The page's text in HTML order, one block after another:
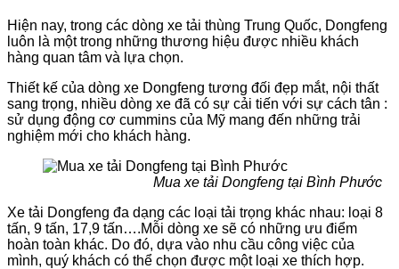
Hiện nay, trong các dòng xe tải thùng Trung Quốc, Dongfeng
luôn là một trong những thương hiệu được nhiều khách
hàng quan tâm và lựa chọn.
Thiết kế của dòng xe Dongfeng tương đối đẹp mắt, nội thất
sang trọng, nhiều dòng xe đã có sự cải tiến với sự cách tân :
sử dụng động cơ cummins của Mỹ mang đến những trải
nghiệm mới cho khách hàng.
Mua xe tải Dongfeng tại Bình Phước
Xe tải Dongfeng đa dạng các loại tải trọng khác nhau: loại 8
tấn, 9 tấn, 17,9 tấn….Mỗi dòng xe sẽ có những ưu điểm
hoàn toàn khác. Do đó, dựa vào nhu cầu công việc của
mình, quý khách có thể chọn được một loại xe thích hợp.